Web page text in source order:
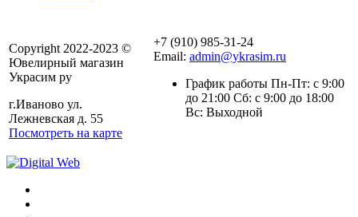
Copyright 2022-2023 ©
Ювелирный магазин
Украсим ру
г.Иваново ул.
Лежневская д. 55
Посмотреть на карте
+7 (910) 985-31-24
Email: admin@ykrasim.ru
График работы Пн-Пт: с 9:00
до 21:00 Сб: с 9:00 до 18:00
Вс: Выходной